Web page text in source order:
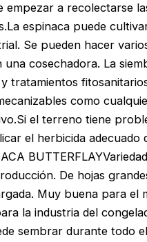
empezar a recolectarse
espinaca puede
Se pueden hacer
una cosechadora. La
tratamientos
como
el terreno tiene
el herbicida adecuado
BUTTERFLAYVariedad
De hojas
Muy buena para el
la industria del
sembrar durante todo